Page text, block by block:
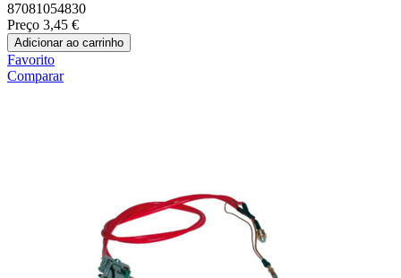
87081054830
Preço 3,45 €
Adicionar ao carrinho
Favorito
Comparar